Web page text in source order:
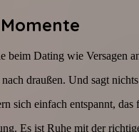
beim Dating wie
draußen. Und sagt
sich einfach entspannt,
Es ist Ruhe mit der